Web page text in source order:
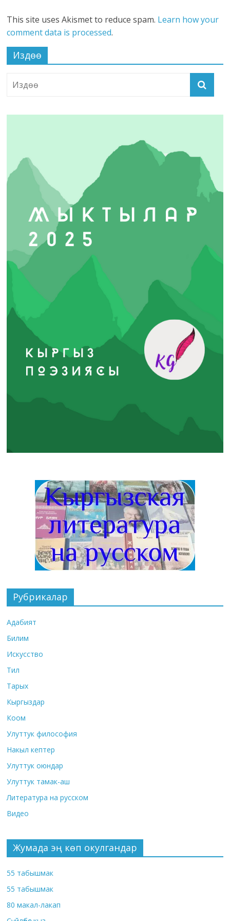
This site uses Akismet to reduce spam. Learn how your
comment data is processed.
Издөө
Рубрикалар
Адабият
Билим
Искусство
Тил
Тарых
Кыргыздар
Коом
Улуттук философия
Накыл кептер
Улуттук оюндар
Улуттук тамак-аш
Литература на русском
Видео
Жумада эң көп окулгандар
55 табышмак
55 табышмак
80 макал-лакап